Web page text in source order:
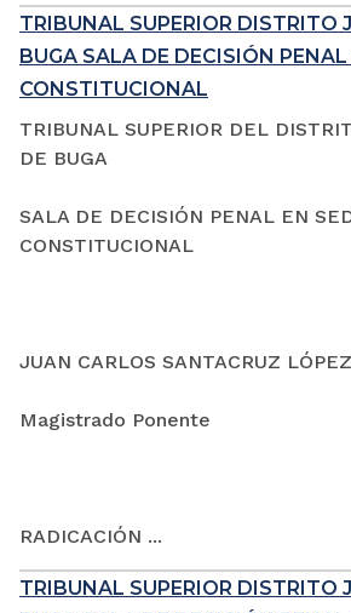
TRIBUNAL SUPERIOR DISTRITO
BUGA SALA DE DECISIÓN PENAL
CONSTITUCIONAL
TRIBUNAL SUPERIOR DEL
DE BUGA
SALA DE DECISIÓN PENAL EN
CONSTITUCIONAL
JUAN CARLOS SANTACRUZ LÓPEZ
Magistrado Ponente
RADICACIÓN ...
TRIBUNAL SUPERIOR DISTRITO